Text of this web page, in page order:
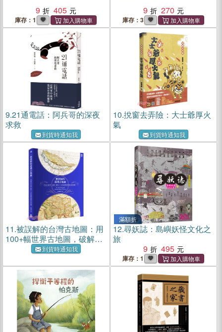
9
405
庫存：1
9
270
庫存：3
9.21通電話：阿兵哥的深夜
求救
到貨時通知我
10.挩窗去弄險：大士爺厚火
氣
到貨時通知我
11.被誤解的台灣古地圖：用
100+幅世界古地圖，破解12
～18世紀台灣地理懸案&歷
到貨時通知我
滿額折
12.尋妖誌：島嶼妖怪文化之
旅
9
495
庫存：1